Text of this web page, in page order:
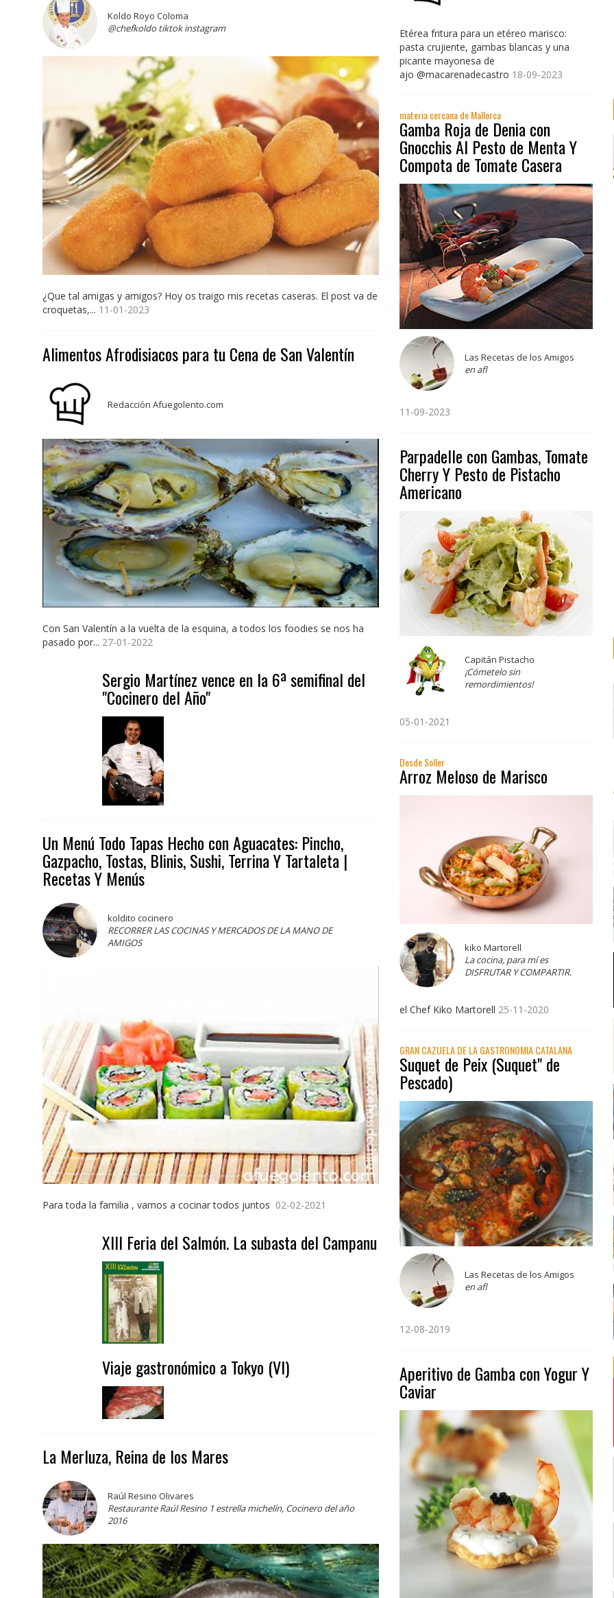
Koldo Royo Coloma
@chefkoldo tiktok instagram
¿Que tal amigas y amigos? Hoy os traigo mis recetas caseras. El post va de
croquetas,... 11-01-2023
Alimentos Afrodisiacos para tu Cena de San Valentín
Redacción Afuegolento.com
Con San Valentín a la vuelta de la esquina, a todos los foodies se nos ha
pasado por... 27-01-2022
Sergio Martínez vence en la 6ª semifinal del
"Cocinero del Año"
Un Menú Todo Tapas Hecho con Aguacates: Pincho,
Gazpacho, Tostas, Blinis, Sushi, Terrina Y Tartaleta |
Recetas Y Menús
koldito cocinero
RECORRER LAS COCINAS Y MERCADOS DE LA MANO DE
AMIGOS
Para toda la familia , vamos a cocinar todos juntos 02-02-2021
XIII Feria del Salmón. La subasta del Campanu
Viaje gastronómico a Tokyo (VI)
La Merluza, Reina de los Mares
Raúl Resino Olivares
Restaurante Raúl Resino 1 estrella michelín, Cocinero del año
2016
Etérea fritura para un etéreo marisco:
pasta crujiente, gambas blancas y una
picante mayonesa de
ajo @macarenadecastro 18-09-2023
materia cercana de Mallorca
Gamba Roja de Denia con
Gnocchis Al Pesto de Menta Y
Compota de Tomate Casera
Las Recetas de los Amigos
en afl
11-09-2023
Parpadelle con Gambas, Tomate
Cherry Y Pesto de Pistacho
Americano
Capitán Pistacho
¡Cómetelo sin
remordimientos!
05-01-2021
Desde Soller
Arroz Meloso de Marisco
kiko Martorell
La cocina, para mí es
DISFRUTAR Y COMPARTIR.
el Chef Kiko Martorell 25-11-2020
GRAN CAZUELA DE LA GASTRONOMIA CATALANA
Suquet de Peix (Suquet" de
Pescado)
Las Recetas de los Amigos
en afl
12-08-2019
Aperitivo de Gamba con Yogur Y
Caviar